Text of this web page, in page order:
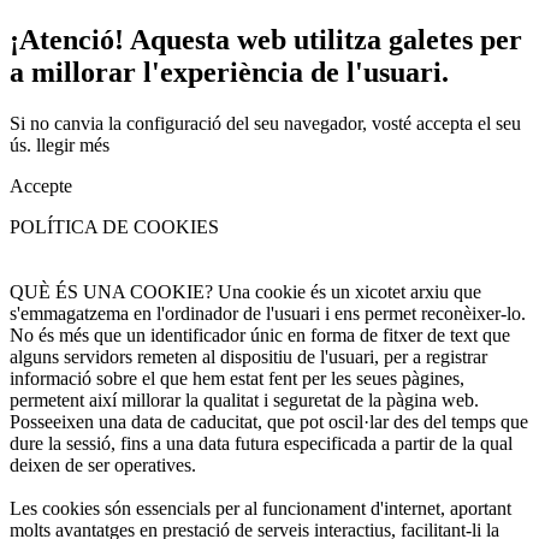
¡Atenció! Aquesta web utilitza galetes per
a millorar l'experiència de l'usuari.
Si no canvia la configuració del seu navegador, vosté accepta el seu
ús. llegir més
Accepte
POLÍTICA DE COOKIES
QUÈ ÉS UNA COOKIE? Una cookie és un xicotet arxiu que
s'emmagatzema en l'ordinador de l'usuari i ens permet reconèixer-lo.
No és més que un identificador únic en forma de fitxer de text que
alguns servidors remeten al dispositiu de l'usuari, per a registrar
informació sobre el que hem estat fent per les seues pàgines,
permetent així millorar la qualitat i seguretat de la pàgina web.
Posseeixen una data de caducitat, que pot oscil·lar des del temps que
dure la sessió, fins a una data futura especificada a partir de la qual
deixen de ser operatives.
Les cookies són essencials per al funcionament d'internet, aportant
molts avantatges en prestació de serveis interactius, facilitant-li la